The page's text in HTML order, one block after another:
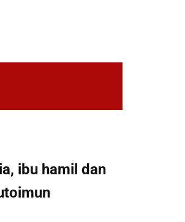
ibu hamil dan